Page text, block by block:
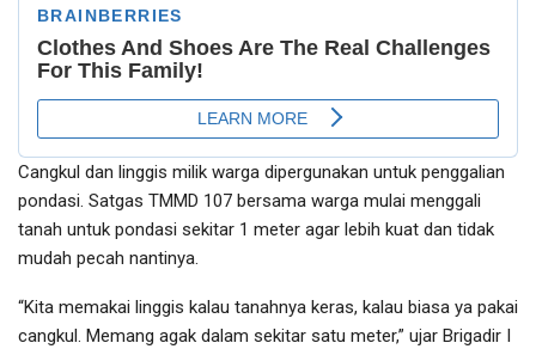
Cangkul dan linggis milik warga dipergunakan untuk penggalian
pondasi. Satgas TMMD 107 bersama warga mulai menggali
tanah untuk pondasi sekitar 1 meter agar lebih kuat dan tidak
mudah pecah nantinya.
“Kita memakai linggis kalau tanahnya keras, kalau biasa ya pakai
cangkul. Memang agak dalam sekitar satu meter,” ujar Brigadir I